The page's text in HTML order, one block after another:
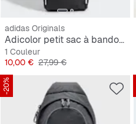
adidas Originals
Adicolor petit sac à bandoulière
1 Couleur
Prix
10,00 € Prix original
27,99 €
-20%